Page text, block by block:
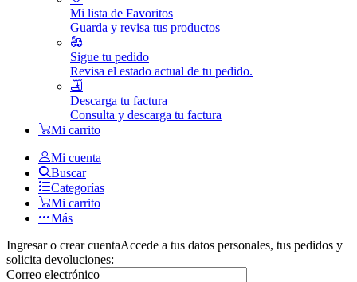
Mi lista de Favoritos
Guarda y revisa tus productos
Sigue tu pedido
Revisa el estado actual de tu pedido.
Descarga tu factura
Consulta y descarga tu factura
Mi carrito
Mi cuenta
Buscar
Categorías
Mi carrito
Más
Ingresar o crear cuentaAccede a tus datos personales, tus pedidos y
solicita devoluciones:
Correo electrónico